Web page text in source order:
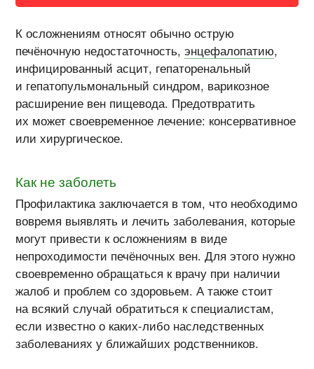
К осложнениям относят обычно острую
печёночную недостаточность,энцефалопатию,
инфицированный асцит, гепаторенальный
и гепатопульмональный синдром, варикозное
расширение вен пищевода. Предотвратить
их может своевременное лечение: консервативное
или хирургическое.
Как не заболеть
Профилактика заключается в том, что необходимо
вовремя выявлять и лечить заболевания, которые
могут привести к осложнениям в виде
непроходимости печёночных вен. Для этого нужно
своевременно обращаться к врачу при наличии
жалоб и проблем со здоровьем. А также стоит
на всякий случай обратиться к специалистам,
если известно о каких-либо наследственных
заболеваниях у ближайших родственников.